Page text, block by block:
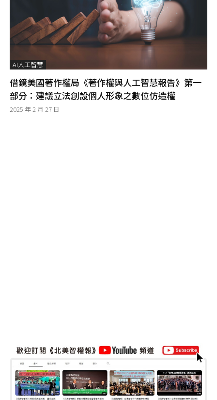
AI人工智慧
借鏡美國著作權局《著作權與人工智慧報告》第一
部分：建議立法創設個人形象之數位仿造權
2025 年 2 月 27 日